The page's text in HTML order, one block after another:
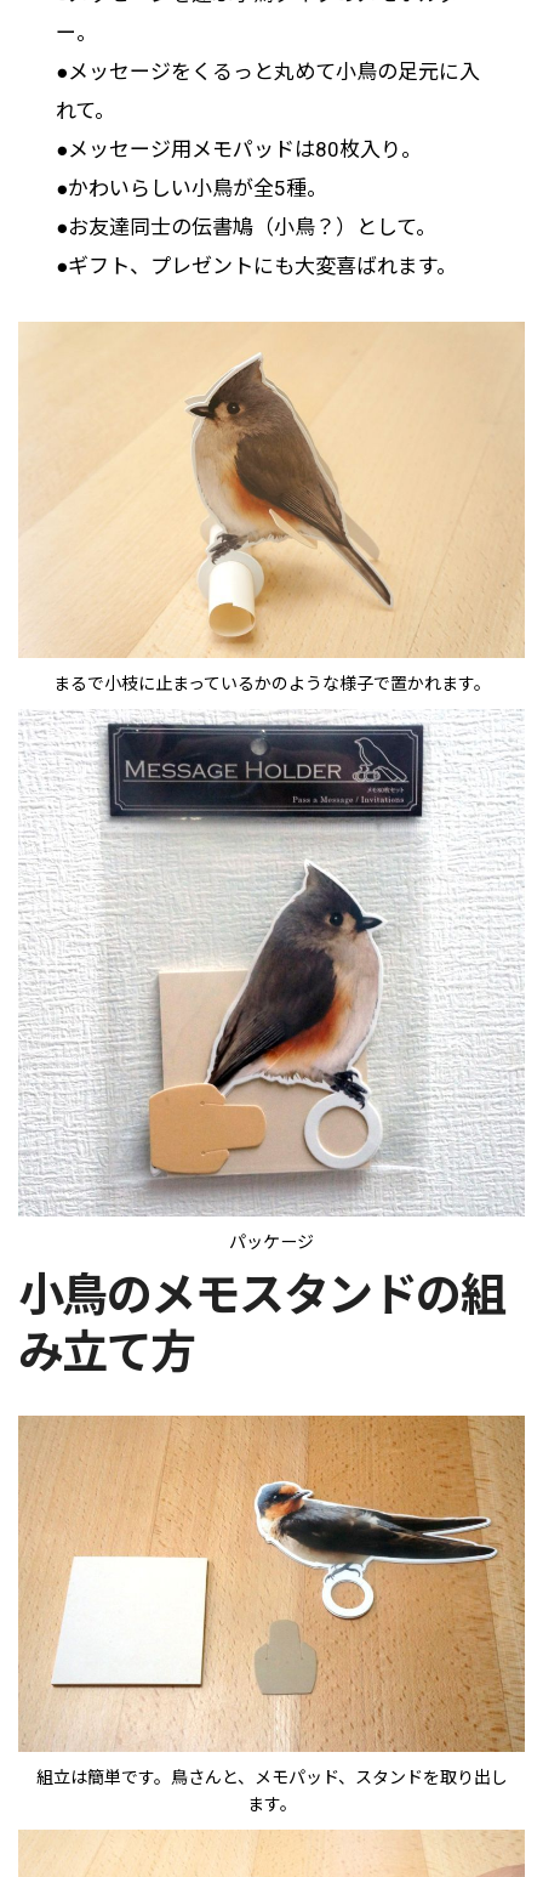
ー。
●メッセージをくるっと丸めて小鳥の足元に入
れて。
●メッセージ用メモパッドは80枚入り。
●かわいらしい小鳥が全5種。
●お友達同士の伝書鳩（小鳥？）として。
●ギフト、プレゼントにも大変喜ばれます。
まるで小枝に止まっているかのような様子で置かれます。
パッケージ
小鳥のメモスタンドの組
み立て方
組立は簡単です。鳥さんと、メモパッド、スタンドを取り出し
ます。